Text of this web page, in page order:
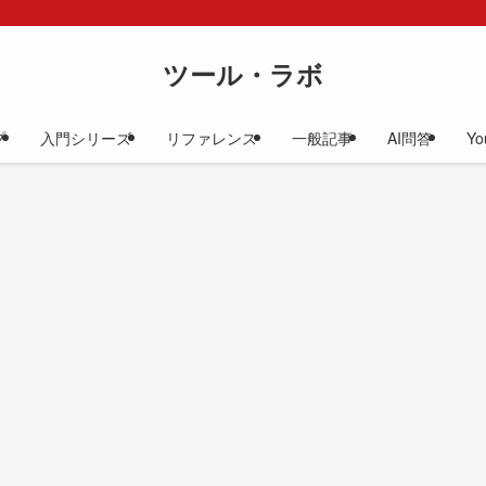
ツール・ラボ
入門シリーズ リファレンス 一般記事 AI問答